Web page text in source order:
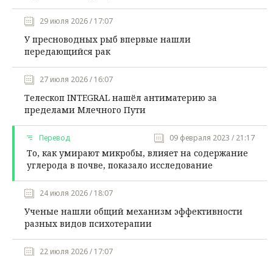
29 июля 2026 / 17:07
У пресноводных рыб впервые нашли
передающийся рак
27 июля 2026 / 16:07
Телескоп INTEGRAL нашёл антиматерию за
пределами Млечного Пути
Перевод 09 февраля 2023 / 21:17
То, как умирают микробы, влияет на содержание
углерода в почве, показало исследование
24 июля 2026 / 18:07
Ученые нашли общий механизм эффективности
разных видов психотерапии
22 июля 2026 / 17:07